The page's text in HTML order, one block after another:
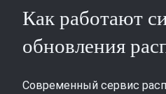
Как работают
обновления
Современный сервис